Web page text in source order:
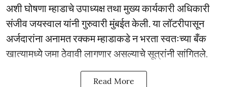
अशी घोषणा म्हाडाचे उपाध्यक्ष तथा मुख्य कार्यकारी अधिकारी
संजीव जयस्वाल यांनी गुरुवारी मुंबईत केली. या लॉटरीपासून
अर्जदारांना अनामत रक्कम म्हाडाकडे न भरता स्वतःच्या बँक
खात्यामध्ये जमा ठेवावी लागणार असल्याचे सूत्रांनी सांगितले.
Read More